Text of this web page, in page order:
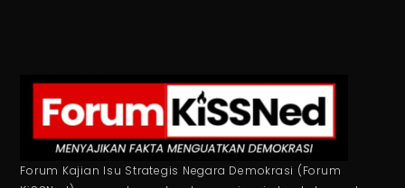
Forum Kajian Isu Strategis Negara Demokrasi (Forum